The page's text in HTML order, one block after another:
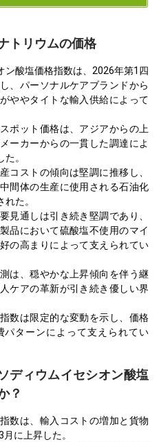
トリウムの価格
ン酸塩価格指数は、2026年第1四
、パーソナルケアブランドから
ややタイトな輸入供給によって
ポット価格は、アジアからの上
ーカーからの一貫した調達によ
。
コストの傾向は堅調に推移し、
間体の生産に使用される石油化
た。
見通しは引き続き堅調であり、
品において硫酸塩不使用のマイ
の高まりによって支えられてい
は、穏やかな上昇傾向を伴う継
ケアの革新が引き続き優しい界
数は限定的な変動を示し、価格
パターンによって支えられてい
ディウムイセシオン酸塩
？
数は、輸入コストの増加と貨物
に上昇した。